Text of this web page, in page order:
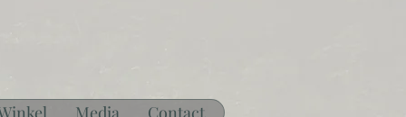
Media Contact